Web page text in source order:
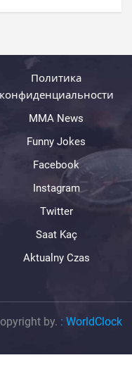
Политика
конфиденциальности
MMA News
Funny Jokes
Facebook
Instagram
Twitter
Saat Kaç
Aktualny Czas
by. : WorldClock